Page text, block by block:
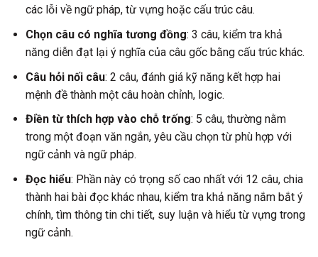
các lỗi về ngữ pháp, từ vựng hoặc cấu trúc câu.
Chọn câu có nghĩa tương đồng: 3 câu, kiểm tra khả
năng diễn đạt lại ý nghĩa của câu gốc bằng cấu trúc khác.
Câu hỏi nối câu: 2 câu, đánh giá kỹ năng kết hợp hai
mệnh đề thành một câu hoàn chỉnh, logic.
Điền từ thích hợp vào chỗ trống: 5 câu, thường nằm
trong một đoạn văn ngắn, yêu cầu chọn từ phù hợp với
ngữ cảnh và ngữ pháp.
Đọc hiểu: Phần này có trọng số cao nhất với 12 câu, chia
thành hai bài đọc khác nhau, kiểm tra khả năng nắm bắt ý
chính, tìm thông tin chi tiết, suy luận và hiểu từ vựng trong
ngữ cảnh.